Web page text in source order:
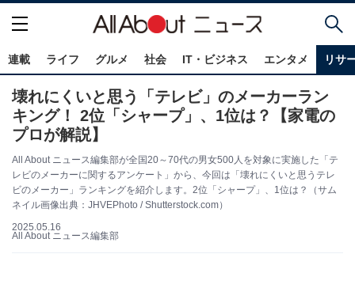
連載 ライフ グルメ 社会 IT・ビジネス エンタメ リサ
壊れにくいと思う「テレビ」のメーカーラン
キング！ 2位「シャープ」、1位は？【家電の
プロが解説】
All About ニュース編集部が全国20～70代の男女500人を対象に実施した「テ
レビのメーカーに関するアンケート」から、今回は「壊れにくいと思うテレ
ビのメーカー」ランキングを紹介します。2位「シャープ」、1位は？（サム
ネイル画像出典：JHVEPhoto / Shutterstock.com）
2025.05.16
All About ニュース編集部